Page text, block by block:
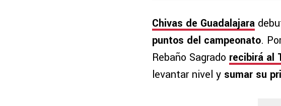
Chivas de Guadalajara
puntos del campeonato.
Rebaño Sagrado recibirá al
levantar nivel y sumar su